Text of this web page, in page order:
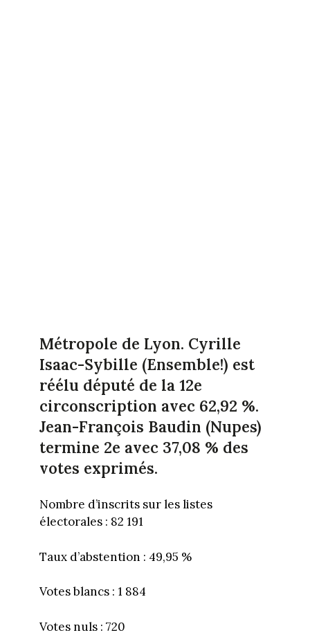
Métropole de Lyon. Cyrille
Isaac-Sybille (Ensemble!) est
réélu député de la 12e
circonscription avec 62,92 %.
Jean-François Baudin (Nupes)
termine 2e avec 37,08 % des
votes exprimés.
Nombre d’inscrits sur les listes
électorales : 82 191
Taux d’abstention : 49,95 %
Votes blancs : 1 884
Votes nuls : 720